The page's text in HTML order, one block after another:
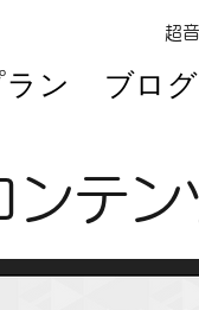
超
ン ブログ
ンテ